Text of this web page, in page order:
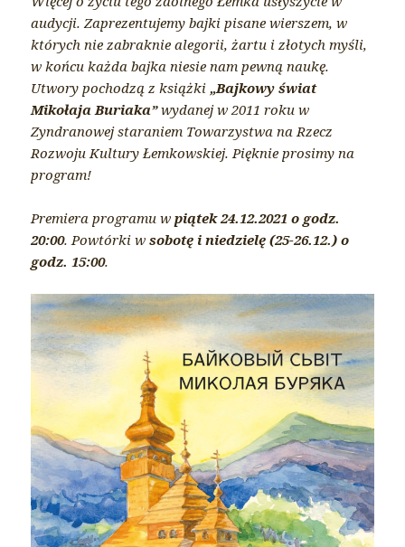
audycji. Zaprezentujemy bajki pisane wierszem, w
których nie zabraknie alegorii, żartu i złotych myśli,
w końcu każda bajka niesie nam pewną naukę.
Utwory pochodzą z książki„Bajkowy świat
Mikołaja Buriaka”wydanej w 2011 roku w
Zyndranowej staraniem Towarzystwa na Rzecz
Rozwoju Kultury Łemkowskiej. Pięknie prosimy na
program!
Premiera programu wpiątek 24.12.2021 o godz.
20:00. Powtórki wsobotę i niedzielę (25-26.12.) o
godz. 15:00.